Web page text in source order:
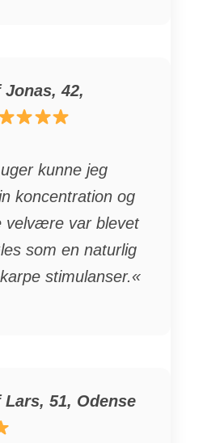
42,
kunne jeg
koncentration og
velvære var blevet
som en naturlig
stimulanser.«
51, Odense